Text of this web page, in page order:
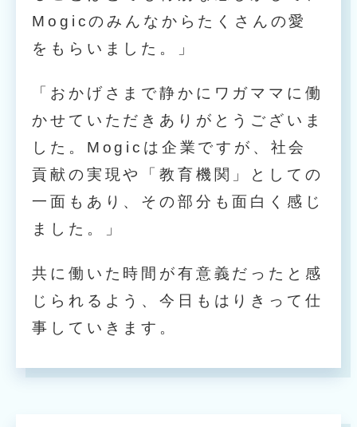
Mogicのみんなからたくさんの愛
をもらいました。」
「おかげさまで静かにワガママに働
かせていただきありがとうございま
した。Mogicは企業ですが、社会
貢献の実現や「教育機関」としての
一面もあり、その部分も面白く感じ
ました。」
共に働いた時間が有意義だったと感
じられるよう、今日もはりきって仕
事していきます。